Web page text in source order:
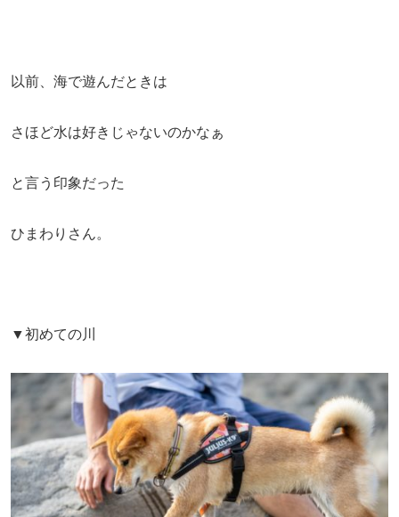
以前、海で遊んだときは
さほど水は好きじゃないのかなぁ
と言う印象だった
ひまわりさん。
▼初めての川